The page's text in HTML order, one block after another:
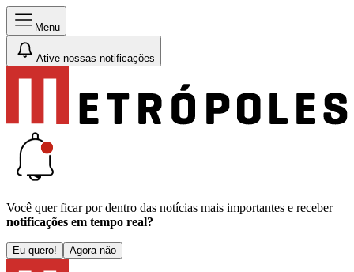
Menu
Ative nossas notificações
Você quer ficar por dentro das notícias mais importantes e receber
notificações em tempo real?
Eu quero! Agora não